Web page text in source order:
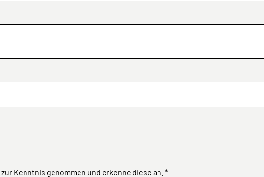
zur Kenntnis genommen und erkenne diese an. *